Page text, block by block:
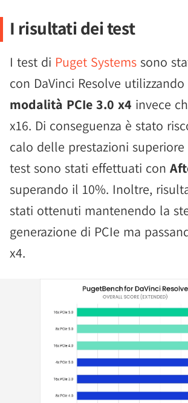
I risultati dei test
I test di Puget Systems sono
con DaVinci Resolve
modalità PCIe 3.0 x4 invece
x16. Di conseguenza è stato
calo delle prestazioni
test sono stati effettuati con
superando il 10%. Inoltre,
stati ottenuti mantenendo la
generazione di PCIe ma
x4.